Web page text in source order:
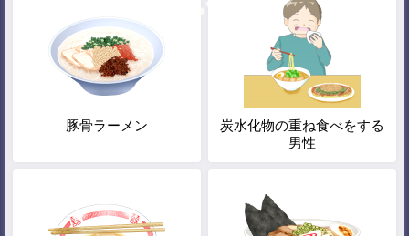
豚骨ラーメン
炭水化物の重ね食べをする
男性